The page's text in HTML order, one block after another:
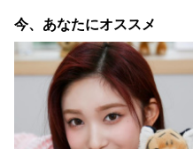
今、あなたにオススメ